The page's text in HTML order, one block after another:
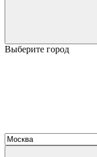
Выберите город